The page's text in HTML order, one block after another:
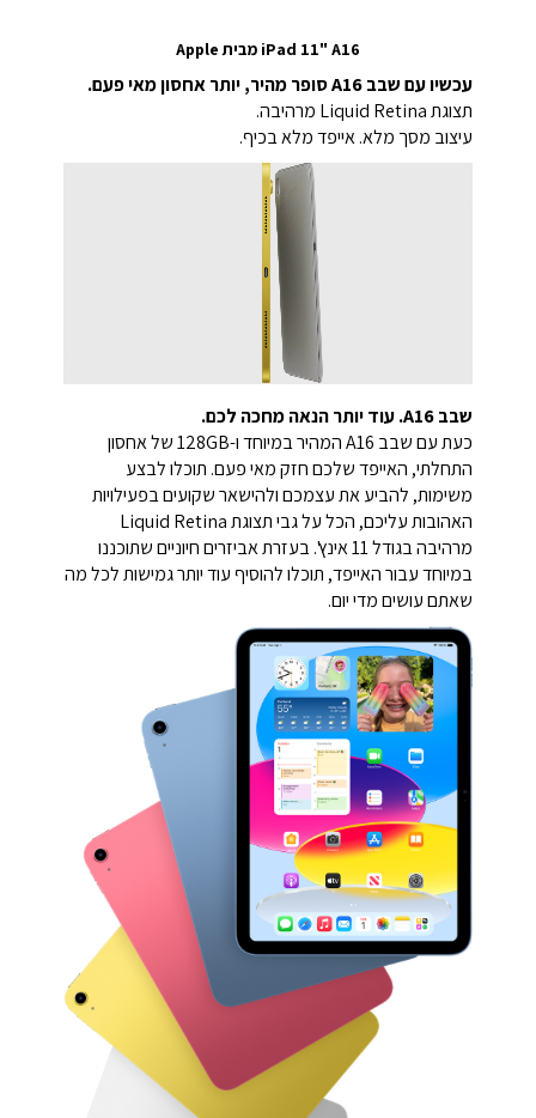
iPad 11" A16 מבית Apple
עכשיו עם שבב A16 סופר מהיר, יותר אחסון מאי פעם.
תצוגת Liquid Retina מרהיבה.
עיצוב מסך מלא. אייפד מלא בכיף.
שבב A16. עוד יותר הנאה מחכה לכם.
כעת עם שבב A16 המהיר במיוחד ו-128GB של אחסון
התחלתי, האייפד שלכם חזק מאי פעם. תוכלו לבצע
משימות, להביע את עצמכם ולהישאר שקועים בפעילויות
האהובות עליכם, הכל על גבי תצוגת Liquid Retina
מרהיבה בגודל 11 אינץ'. בעזרת אביזרים חיוניים שתוכננו
במיוחד עבור האייפד, תוכלו להוסיף עוד יותר גמישות לכל מה
שאתם עושים מדי יום.